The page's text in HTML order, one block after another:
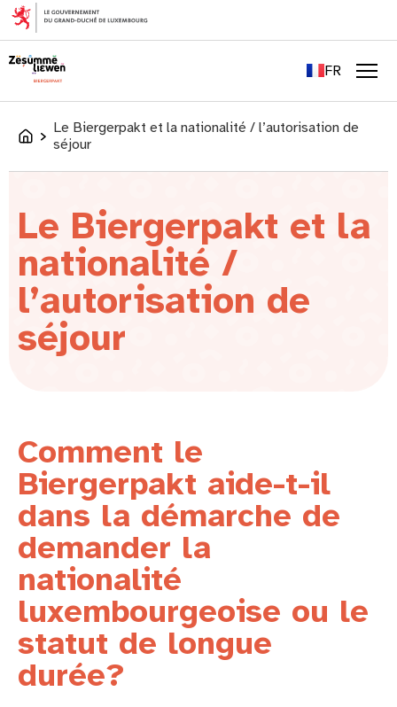
principal
FR
LU
Accueil
Le Biergerpakt et la nationalité / l’autorisation de
séjour
Le Biergerpakt et la
nationalité /
l’autorisation de
séjour
Comment le
Biergerpakt aide-t-il
dans la démarche de
demander la
nationalité
luxembourgeoise ou le
statut de longue
durée?